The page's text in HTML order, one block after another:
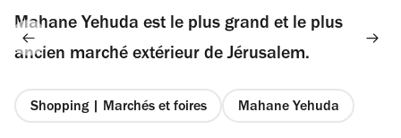
Mahane Yehuda est le plus grand et le plus
ancien marché extérieur de Jérusalem.
Shopping | Marchés et foires Mahane Yehuda